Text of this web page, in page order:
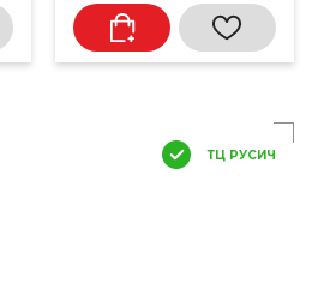
ТЦ РУСИЧ